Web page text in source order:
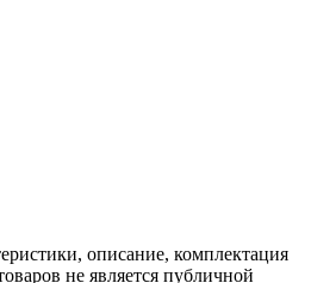
описание, комплектация
не является публичной